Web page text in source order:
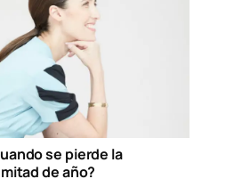
se pierde la
de año?